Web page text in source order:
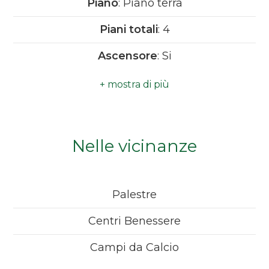
Piano: Piano terra
Piani totali: 4
Ascensore: Si
Anno di costruzione
Nelle vicinanze
Palestre
Centri Benessere
Campi da Calcio
minime